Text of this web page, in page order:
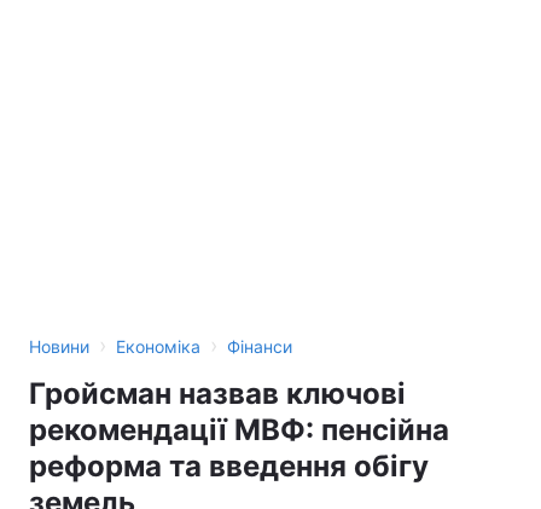
Новини › Економіка › Фінанси
Гройсман назвав ключові
рекомендації МВФ: пенсійна
реформа та введення обігу